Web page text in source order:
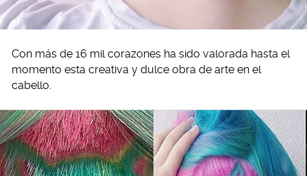
Con más de 16 mil corazones ha sido valorada hasta el
momento esta creativa y dulce obra de arte en el
cabello.